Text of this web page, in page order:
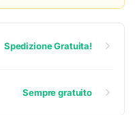
Spedizione Gratuita!
Sempre gratuito